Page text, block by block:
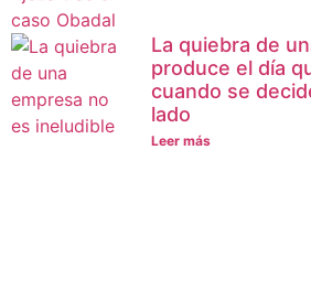
La quiebra de
produce el día
cuando se
lado
Leer más